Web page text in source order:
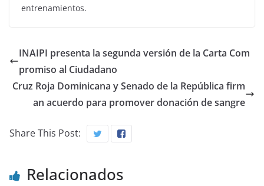
entrenamientos.
INAIPI presenta la segunda versión de la Carta Com
promiso al Ciudadano
Cruz Roja Dominicana y Senado de la República firm
an acuerdo para promover donación de sangre
Share This Post:
Relacionados